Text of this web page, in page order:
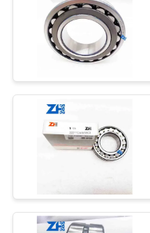
KEBIJAKAN
PRIVASI